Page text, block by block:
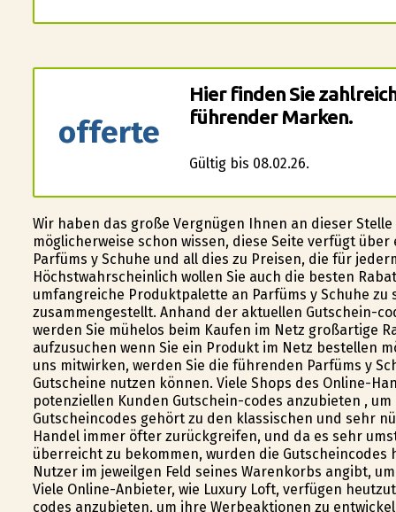
offerte
Hier finden Sie
führender Marken.
Gültig bis 08.02.26.
Wir haben das große Vergnügen Ihnen an dieser
möglicherweise schon wissen, diese Seite verfügt
Parfüms y Schuhe und all dies zu Preisen, die für
Höchstwahrscheinlich wollen Sie auch die besten
umfangreiche Produktpalette an Parfüms y Schuhe
zusammengestellt. Anhand der aktuellen Gutschein-
werden Sie mühelos beim Kaufen im Netz großartige
aufzusuchen wenn Sie ein Produkt im Netz bestellen
uns mitwirken, werden Sie die führenden Parfüms y
Gutscheine nutzen können. Viele Shops des Online-
potenziellen Kunden Gutschein-codes anzubieten ,
Gutscheincodes gehört zu den klassischen und sehr
Handel immer öfter zurückgreifen, und da es sehr
überreicht zu bekommen, wurden die
Nutzer im jeweilgen Feld seines Warenkorbs angibt,
Viele Online-Anbieter, wie Luxury Loft, verfügen
codes anzubieten, um ihre Werbeaktionen zu